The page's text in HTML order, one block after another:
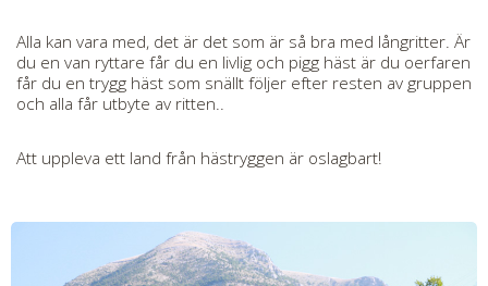
Alla kan vara med, det är det som är så bra med långritter. Är
du en van ryttare får du en livlig och pigg häst är du oerfaren
får du en trygg häst som snällt följer efter resten av gruppen
och alla får utbyte av ritten..
Att uppleva ett land från hästryggen är oslagbart!